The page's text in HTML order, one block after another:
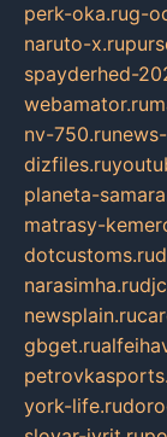
perk-oka.rug-
naruto-x.ru
spayderhed-
webamator.ru
nv-750.ru
dizfiles.ru
planeta-
matrasy-
dotcustoms.ru
narasimha.ru
newsplain.ru
gbget.ru
york-life.ru